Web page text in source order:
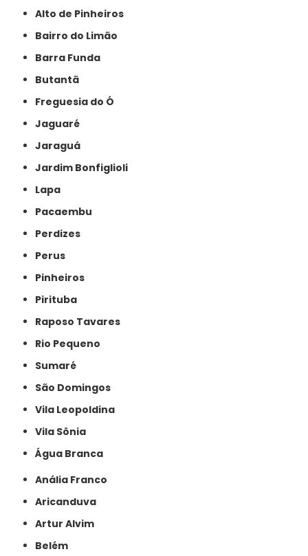
Alto de Pinheiros
Bairro do Limão
Barra Funda
Butantã
Freguesia do Ó
Jaguaré
Jaraguá
Jardim Bonfiglioli
Lapa
Pacaembu
Perdizes
Perus
Pinheiros
Pirituba
Raposo Tavares
Rio Pequeno
Sumaré
São Domingos
Vila Leopoldina
Vila Sônia
Água Branca
Anália Franco
Aricanduva
Artur Alvim
Belém